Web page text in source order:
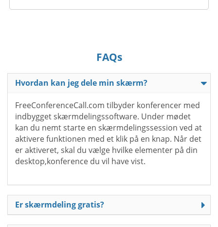
FAQs
Hvordan kan jeg dele min skærm?
FreeConferenceCall.com tilbyder konferencer med
indbygget skærmdelingssoftware. Under mødet
kan du nemt starte en skærmdelingssession ved at
aktivere funktionen med et klik på en knap. Når det
er aktiveret, skal du vælge hvilke elementer på din
desktop,konference du vil have vist.
Er skærmdeling gratis?